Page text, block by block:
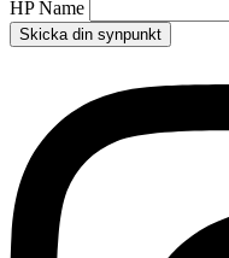
HP Name
Skicka din synpunkt